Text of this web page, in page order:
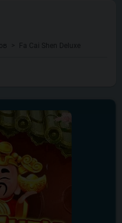
Fa Cai Shen Deluxe